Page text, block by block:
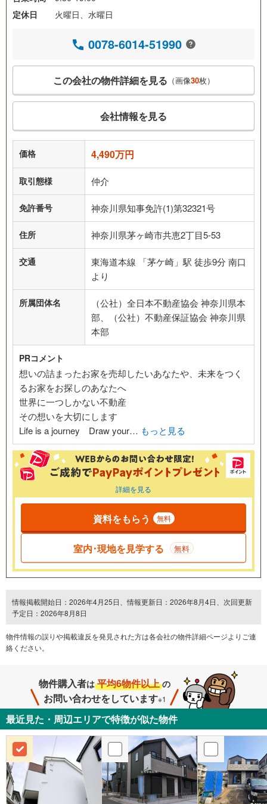
定休日
火曜日、水曜日
0078-6014-51990
この会社の物件詳細を見る （画像30枚）
会社情報を見る
価格 4,490万円
取引態様 仲介
免許番号 神奈川県知事免許(1)第32321号
住所 神奈川県茅ヶ崎市共恵2丁目5-53
交通
東海道本線 「茅ケ崎」駅 徒歩9分 南口
より
所属団体名
（公社）全日本不動産協会 神奈川県本
部、（公社）不動産保証協会 神奈川県
本部
PRコメント
想いの詰まったお家を売却したいあなたや、未来をつく
るお家をお探しのあなたへ
世界に一つしかない不動産
その想いを大切にします
Life is a journey Draw your… もっと見る
詳細を見る
資料をもらう 無料
室内･現地を見学する 無料
情報掲載開始日：2026年4月25日、情報更新日：2026年8月4日、次回更新
予定日：2026年8月8日
物件情報の誤りや掲載違反を発⾒された方は各会社の物件詳細ページよりご連
絡ください。
物件購入者は 平均6物件以上 の
お問い合わせをしています※1
最近見た・周辺エリアで特徴が似た物件